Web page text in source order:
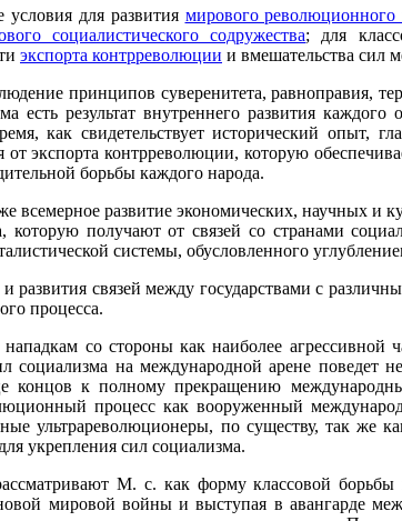
для развития мирового революционного
социалистического содружества; для
экспорта контрреволюции и вмешательства сил
принципов суверенитета, равноправия,
есть результат внутреннего развития
как свидетельствует исторический опыт,
экспорта контрреволюции, которую
борьбы каждого народа.
развитие экономических, научных и
которую получают от связей со странами
системы, обусловленного
связей между государствами с
процесса.
со стороны как наиболее агрессивной
социализма на международной арене
к полному прекращению
процесс как вооруженный
ультрареволюционеры, по существу, так же
укрепления сил социализма.
М. с. как форму классовой борьбы
мировой войны и выступая в авангарде